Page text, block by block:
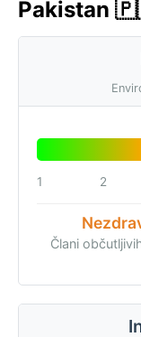
Pakistan
1 2
Člani